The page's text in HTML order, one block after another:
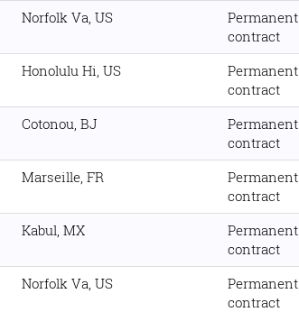
Norfolk Va, US
Permanent
contract
Honolulu Hi, US
Permanent
contract
Cotonou, BJ
Permanent
contract
Marseille, FR
Permanent
contract
Kabul, MX
Permanent
contract
Norfolk Va, US
Permanent
contract